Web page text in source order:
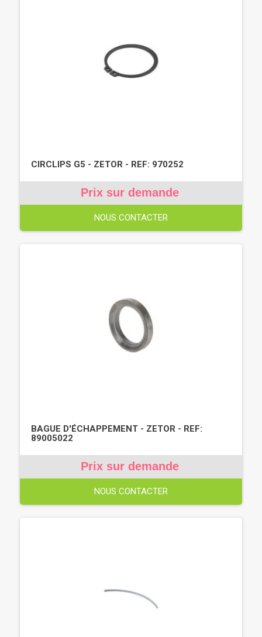
CIRCLIPS G5 - ZETOR - REF: 970252
Prix sur demande
NOUS CONTACTER
BAGUE D'ÉCHAPPEMENT - ZETOR - REF:
89005022
Prix sur demande
NOUS CONTACTER